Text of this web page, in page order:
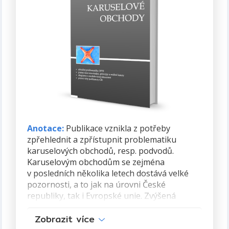
mohou seznámit všichni zájemci o oblast
základů managementu a marketingu.
978-80-260-9723-5
PDF, 286 stran
2016 (první vydání)
Anotace:Publikace vznikla z potřeby
zpřehlednit a zpřístupnit problematiku
karuselových obchodů, resp. podvodů.
Karuselovým obchodům se zejména
v posledních několika letech dostává velké
pozornosti, a to jak na úrovni České
republiky, tak i Evropské unie. Zvýšená
úniky při výběru daní v oblasti z daně
Zobrazit více